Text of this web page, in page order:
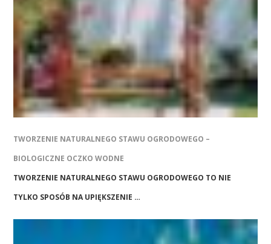
TWORZENIE NATURALNEGO STAWU OGRODOWEGO –
BIOLOGICZNE OCZKO WODNE
TWORZENIE NATURALNEGO STAWU OGRODOWEGO TO NIE
TYLKO SPOSÓB NA UPIĘKSZENIE …